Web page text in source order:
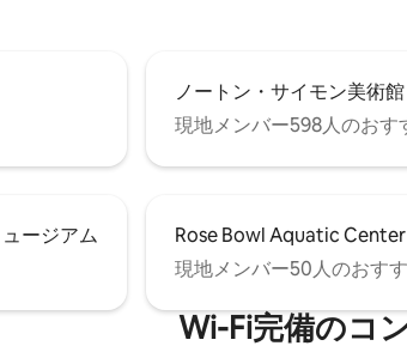
ノートン・サイモン美術館
現地メンバー598人のおす
ージアム
Rose Bowl Aquatic Center
現地メンバー50人のおす
Wi-Fi完備のコ